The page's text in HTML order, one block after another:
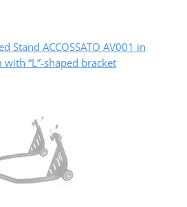
Stand ACCOSSATO AV001 in
“L”-shaped bracket